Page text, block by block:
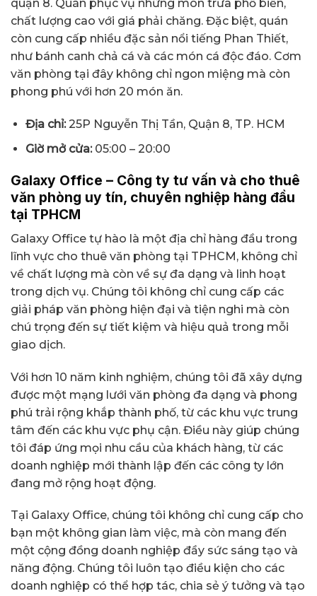
quận 8. Quán phục vụ những món trưa phổ biến,
chất lượng cao với giá phải chăng. Đặc biệt, quán
còn cung cấp nhiều đặc sản nổi tiếng Phan Thiết,
như bánh canh chả cá và các món cá độc đáo. Cơm
văn phòng tại đây không chỉ ngon miệng mà còn
phong phú với hơn 20 món ăn.
Địa chỉ:25P Nguyễn Thị Tần, Quận 8, TP. HCM
Giờ mở cửa:05:00 – 20:00
Galaxy Office – Công ty tư vấn và cho thuê
văn phòng uy tín, chuyên nghiệp hàng đầu
tại TPHCM
Galaxy Office tự hào là một địa chỉ hàng đầu trong
lĩnh vực cho thuê văn phòng tại TPHCM, không chỉ
về chất lượng mà còn về sự đa dạng và linh hoạt
trong dịch vụ. Chúng tôi không chỉ cung cấp các
giải pháp văn phòng hiện đại và tiện nghi mà còn
chú trọng đến sự tiết kiệm và hiệu quả trong mỗi
giao dịch.
Với hơn 10 năm kinh nghiệm, chúng tôi đã xây dựng
được một mạng lưới văn phòng đa dạng và phong
phú trải rộng khắp thành phố, từ các khu vực trung
tâm đến các khu vực phụ cận. Điều này giúp chúng
tôi đáp ứng mọi nhu cầu của khách hàng, từ các
doanh nghiệp mới thành lập đến các công ty lớn
đang mở rộng hoạt động.
Tại Galaxy Office, chúng tôi không chỉ cung cấp cho
bạn một không gian làm việc, mà còn mang đến
một cộng đồng doanh nghiệp đầy sức sáng tạo và
năng động. Chúng tôi luôn tạo điều kiện cho các
doanh nghiệp có thể hợp tác, chia sẻ ý tưởng và tạo